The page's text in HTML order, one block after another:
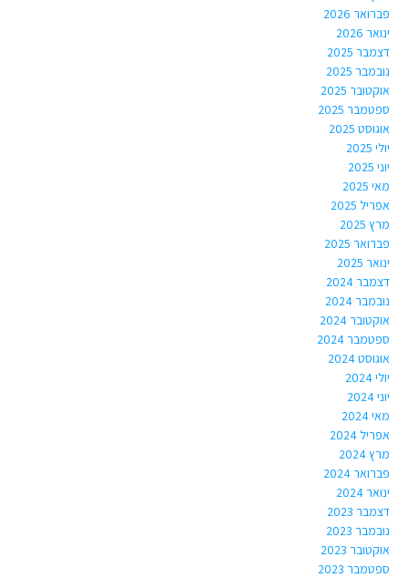
פברואר 2026
ינואר 2026
דצמבר 2025
נובמבר 2025
אוקטובר 2025
ספטמבר 2025
אוגוסט 2025
יולי 2025
יוני 2025
מאי 2025
אפריל 2025
מרץ 2025
פברואר 2025
ינואר 2025
דצמבר 2024
נובמבר 2024
אוקטובר 2024
ספטמבר 2024
אוגוסט 2024
יולי 2024
יוני 2024
מאי 2024
אפריל 2024
מרץ 2024
פברואר 2024
ינואר 2024
דצמבר 2023
נובמבר 2023
אוקטובר 2023
ספטמבר 2023